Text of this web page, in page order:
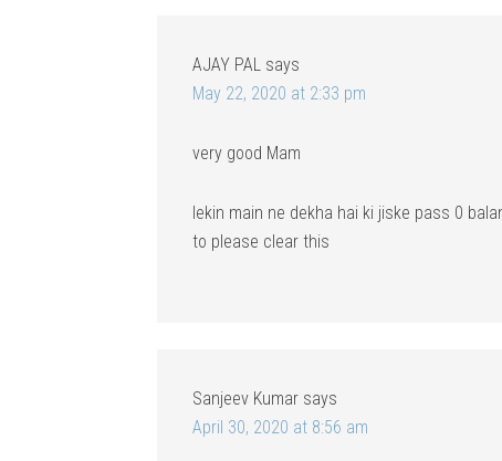
AJAY PAL says
May 22, 2020 at 2:33 pm
very good Mam
lekin main ne dekha hai ki jiske pass 0
to please clear this
Sanjeev Kumar says
April 30, 2020 at 8:56 am